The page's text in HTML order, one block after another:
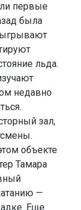
первые
была
льда.
недавно
зал,
объекте
Тамара
—
Еще